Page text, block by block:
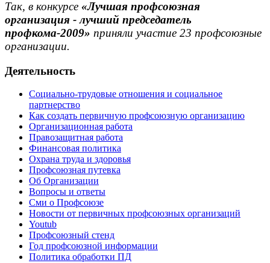
Так, в конкурсе «Лучшая профсоюзная
организация - лучший председатель
профкома-2009» приняли участие 23 профсоюзные
организации.
Деятельность
Социально-трудовые отношения и социальное
партнерство
Как создать первичную профсоюзную организацию
Организационная работа
Правозащитная работа
Финансовая политика
Охрана труда и здоровья
Профсоюзная путевка
Об Организации
Вопросы и ответы
Сми о Профсоюзе
Новости от первичных профсоюзных организаций
Youtub
Профсоюзный стенд
Год профсоюзной информации
Политика обработки ПД